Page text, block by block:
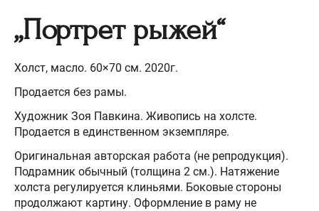
„Портрет рыжей“
Холст, масло. 60×70 см. 2020г.
Продается без рамы.
Художник Зоя Павкина. Живопись на холсте.
Продается в единственном экземпляре.
Оригинальная авторская работа (не репродукция).
Подрамник обычный (толщина 2 см.). Натяжение
холста регулируется клиньями. Боковые стороны
продолжают картину. Оформление в раму не